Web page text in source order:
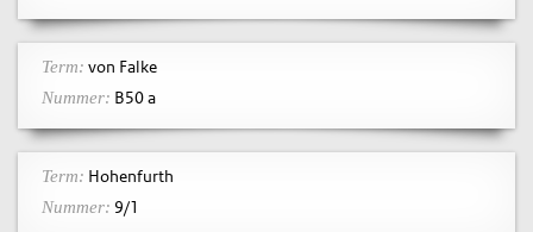
Term: von Falke
Nummer: B50 a
Term: Hohenfurth
Nummer: 9/1